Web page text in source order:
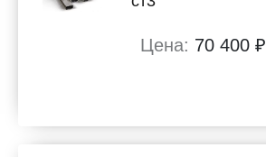
70 400 ₽